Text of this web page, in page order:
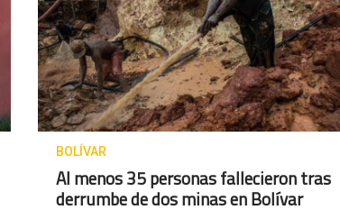
BOLÍVAR
Al menos 35 personas fallecieron tras
derrumbe de dos minas en Bolívar